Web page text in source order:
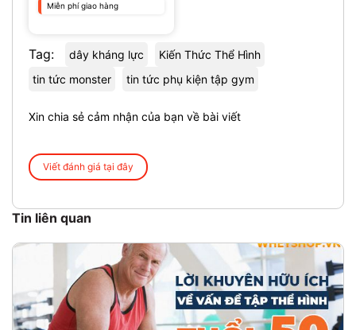
Miễn phí giao hàng
Tag: dây kháng lực
Kiến Thức Thể Hình
tin tức monster
tin tức phụ kiện tập gym
Xin chia sẻ cảm nhận của bạn về bài viết
Viết đánh giá tại đây
Tin liên quan